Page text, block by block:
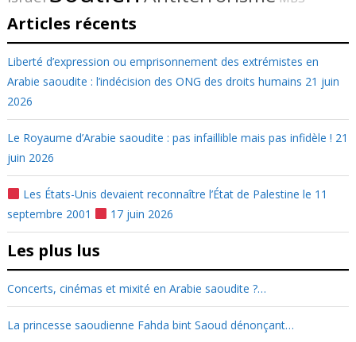
Articles récents
Liberté d’expression ou emprisonnement des extrémistes en
Arabie saoudite : l’indécision des ONG des droits humains 21 juin
2026
Le Royaume d’Arabie saoudite : pas infaillible mais pas infidèle ! 21
juin 2026
Les États-Unis devaient reconnaître l’État de Palestine le 11
septembre 2001
17 juin 2026
Les plus lus
Concerts, cinémas et mixité en Arabie saoudite ?…
La princesse saoudienne Fahda bint Saoud dénonçant…